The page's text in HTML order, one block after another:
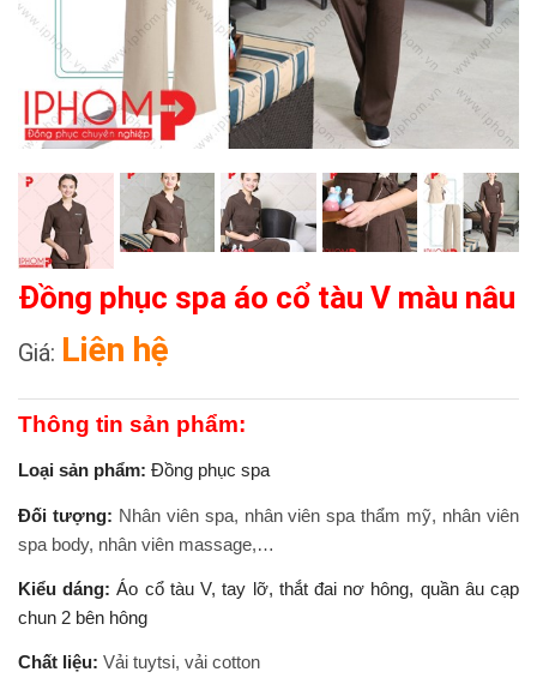
Đồng phục spa áo cổ tàu V màu nâu
Giá: Liên hệ
Thông tin sản phẩm:
Loại sản phẩm: Đồng phục spa
Đối tượng: Nhân viên spa, nhân viên spa thẩm mỹ, nhân viên
spa body, nhân viên massage,…
Kiểu dáng:Áo cổ tàu V, tay lỡ, thắt đai nơ hông, quần âu cạp
chun 2 bên hông
Chất liệu: Vải tuytsi, vải cotton